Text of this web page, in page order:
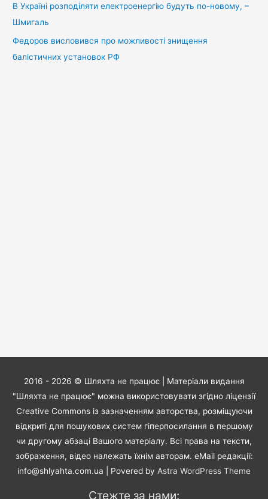
В Україні розподіляти електроенергію будуть по-новому, –
Шмигаль
Федоров висловився про можливості знищення
балістичних установок РФ
2016 - 2026 © Шляхта не працює| Матеріали видання
"Шляхта не працює" можна використовувати згідно ліцензії
Creative Commons із зазначенням авторства, розміщуючи
відкриті для пошукових систем гіперпосилання в першому
чи другому абзаці Вашого матеріалу. Всі права на тексти,
зображення, відео належать їхнім авторам. eMail редакції:
info@shlyahta.com.ua | Povered by Astra WordPress Theme
Стежте за нами: